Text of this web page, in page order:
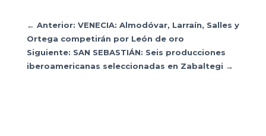
← Anterior: VENECIA: Almodóvar, Larraín, Salles y
Ortega competirán por León de oro
Siguiente: SAN SEBASTIÁN: Seis producciones
iberoamericanas seleccionadas en Zabaltegi →